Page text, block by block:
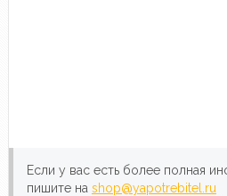
Если у вас есть более полная
пишите на shop@yapotrebitel.ru